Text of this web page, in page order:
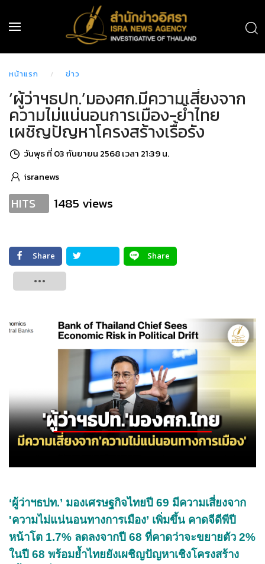
หน้าแรก ข่าว
‘ผู้ว่าฯธปท.’มองศก.มีความเสี่ยงจาก
ความไม่แน่นอนการเมือง-ย้ำไทย
เผชิญปัญหาโครงสร้างเรื้อรัง
วันพุธ ที่ 03 กันยายน 2568 เวลา 21:39 น.
isranews
HITS 1485 views
Share
Share
‘ผู้ว่าฯธปท.’ มองเศรษฐกิจไทยปี 69 มีความเสี่ยงจาก
'ความไม่แน่นอนทางการเมือง’ เพิ่มขึ้น คาดจีดีพีปี
หน้าโต 1.7% ลดลงจากปี 68 ที่คาดว่าจะขยายตัว 2%
ในปี 68 พร้อมย้ำไทยยังเผชิญปัญหาเชิงโครงสร้าง